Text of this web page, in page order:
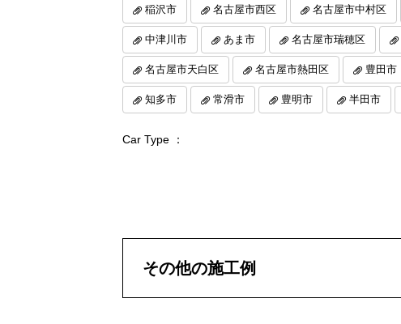
稲沢市 名古屋市西区 名古屋市中村区
中津川市 あま市 名古屋市瑞穂区
名古屋市天白区 名古屋市熱田区 豊田市
知多市 常滑市 豊明市 半田市
Car Type ：
その他の施工例